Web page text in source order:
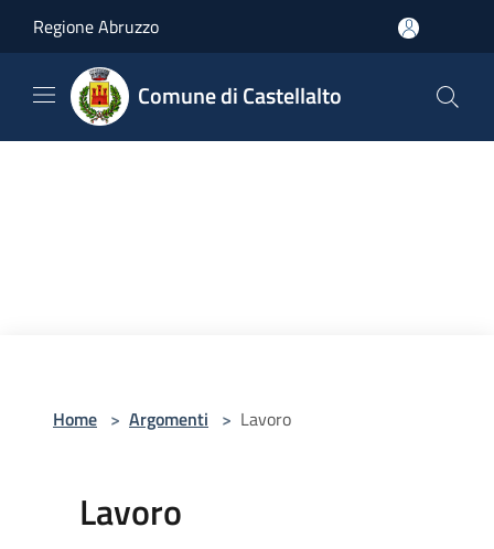
Regione Abruzzo
Comune di Castellalto
Home > Argomenti > Lavoro
Lavoro